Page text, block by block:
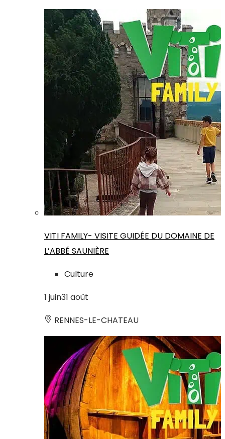
VITI FAMILY- VISITE GUIDÉE DU DOMAINE DE
L’ABBÉ SAUNIÈRE
Culture
1 juin31 août
RENNES-LE-CHATEAU